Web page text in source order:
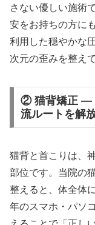
さない優しい施術
安をお持ちの方に
利用した穏やかな
次元の歪みを整え
② 猫背矯正 —
流ルートを解
猫背と首こりは、
部位です。当院の
整えると、体全体
年のスマホ・パソ